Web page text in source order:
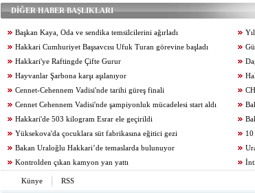
DİĞER HABER BAŞLIKLARI
Başkan Kaya, Oda ve sendika temsilcilerini ağırladı
Hakkari Cumhuriyet Başsavcısı Ufuk Turan görevine başladı
Hakkari'ye Raftingde Çifte Gurur
Hayvanlar Şarbona karşı aşılanıyor
Cennet-Cehennem Vadisi'nde tarihi güreş finali
Cennet Cehennem Vadisi'nde şampiyonluk mücadelesi start aldı
Hakkari'de 503 kilogram Esrar ele geçirildi
Yüksekova'da çocuklara süt fabrikasına eğitici gezi
10
Bakan Uraloğlu Hakkari’de temaslarda bulunuyor
Kontrolden çıkan kamyon yan yattı
Künye RSS